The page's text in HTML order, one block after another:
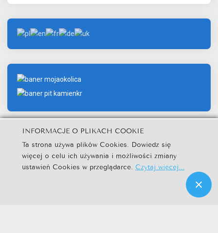
© Urząd Miejski w Kamieniu Krajeńskim.
|
INFORMACJE O PLIKACH COOKIE
Ta strona używa plików Cookies. Dowiedz się
więcej o celu ich używania i możliwości zmiany
ustawień Cookies w przeglądarce. Czytaj więcej...